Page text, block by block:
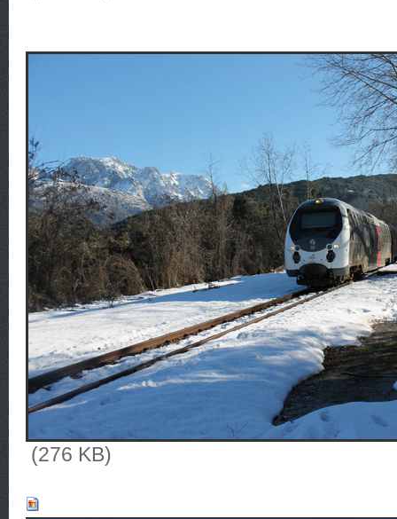
(276 KB)